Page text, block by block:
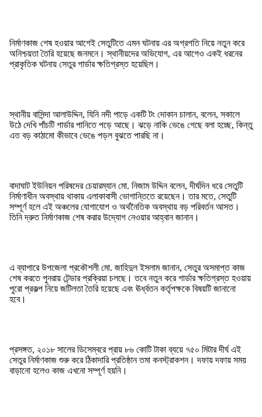
নির্মাণকাজ শেষ হওয়ার আগেই সেতুটিতে এমন ঘটনায় এর অগ্রগতি নিয়ে নতুন করে
অনিশ্চয়তা তৈরি হয়েছে জনমনে। স্থানীয়দের অভিযোগ, এর আগেও একই ধরনের
প্রাকৃতিক ঘটনায় সেতুর গার্ডার ক্ষতিগ্রস্ত হয়েছিল।
স্থানীয় বাসিন্দা আলাউদ্দিন, যিনি নদী পাড়ে একটি টং দোকান চালান, বলেন, সকালে
উঠে দেখি পাঁচটি গার্ডার পানিতে পড়ে আছে। ঝড়ে নাকি ভেঙে গেছে বলা হচ্ছে, কিন্তু
এত বড় কাঠামো কীভাবে ভেঙে পড়ল বুঝতে পারছি না।
বাদাঘাট ইউনিয়ন পরিষদের চেয়ারম্যান মো. নিজাম উদ্দিন বলেন, দীর্ঘদিন ধরে সেতুটি
নির্মাণাধীন অবস্থায় থাকায় এলাকাবাসী ভোগান্তিতে রয়েছেন। তার মতে, সেতুটি
সম্পূর্ণ হলে এই অঞ্চলের যোগাযোগ ও অর্থনৈতিক অবস্থায় বড় পরিবর্তন আসত।
তিনি দ্রুত নির্মাণকাজ শেষ করার উদ্যোগ নেওয়ার আহ্বান জানান।
এ ব্যাপারে উপজেলা প্রকৌশলী মো. জাহিদুল ইসলাম জানান, সেতুর অসমাপ্ত কাজ
শেষ করতে পুনরায় টেন্ডার প্রক্রিয়া চলছে। তবে নতুন করে গার্ডার ক্ষতিগ্রস্ত হওয়ায়
পুরো প্রকল্প নিয়ে জটিলতা তৈরি হয়েছে এবং ঊর্ধ্বতন কর্তৃপক্ষকে বিষয়টি জানানো
হবে।
প্রসঙ্গত, ২০১৮ সালের ডিসেম্বরে প্রায় ৮৬ কোটি টাকা ব্যয়ে ৭৫০ মিটার দীর্ঘ এই
সেতুর নির্মাণকাজ শুরু করে ঠিকাদারি প্রতিষ্ঠান তমা কনস্ট্রাকশন। দফায় দফায় সময়
বাড়ানো হলেও কাজ এখনো সম্পূর্ণ হয়নি।